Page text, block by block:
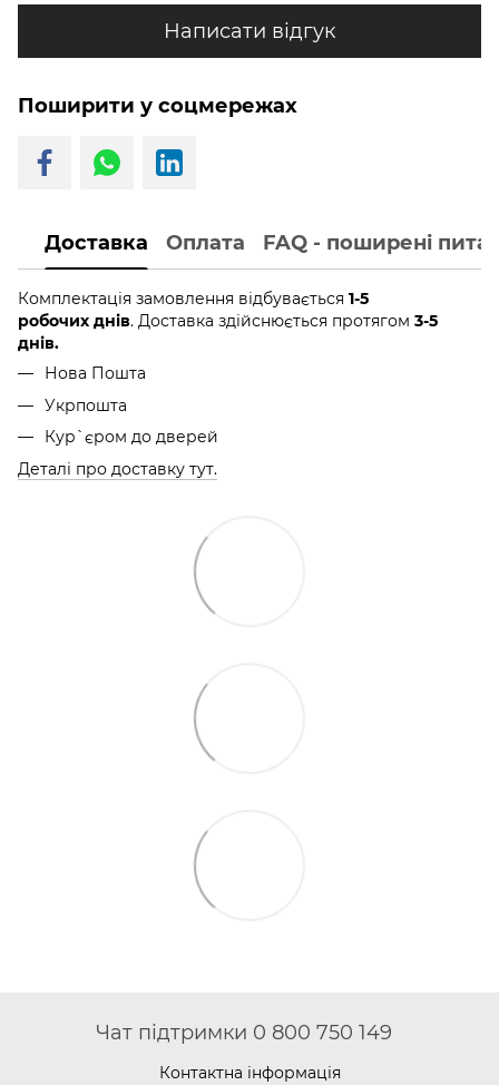
Написати відгук
Поширити у соцмережах
Доставка Оплата FAQ - поширені
Комплектація замовлення відбувається 1-5
робочих днів. Доставка здійснюється протягом 3-5
днів.
Нова Пошта
Укрпошта
Кур`єром до дверей
Деталі про доставку тут.
Чат підтримки 0 800 750 149
Контактна інформація